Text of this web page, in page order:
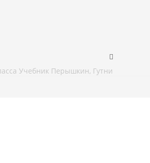
Учебник Перышкин, Гутник